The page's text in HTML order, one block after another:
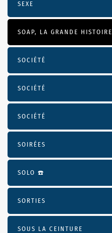
SEXE
SOAP, LA GRANDE HISTOIRE
SOCIÉTÉ
SOCIÉTÉ
SOCIÉTÉ
SOIRÉES
SOLO ☎️
SORTIES
SOUS LA CEINTURE